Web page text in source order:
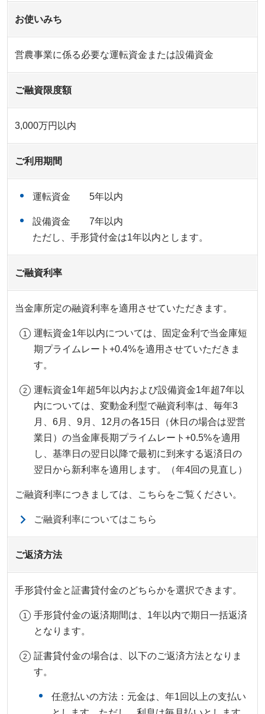
お使いみち
営農事業に係る必要な運転資金または設備資金
ご融資限度額
3,000万円以内
ご利用期間
運転資金 5年以内
設備資金 7年以内
ただし、手形貸付金は1年以内とします。
ご融資利率
当金庫所定の融資利率を適用させていただきます。
運転資金1年以内については、固定金利で当金庫短
期プライムレート+0.4%を適用させていただきま
す。
運転資金1年超5年以内および設備資金1年超7年以
内については、変動金利型で融資利率は、毎年3
月、6月、9月、12月の各15日（休日の場合は翌営
業日）の当金庫長期プライムレート+0.5%を適用
し、基準日の翌日以降で最初に到来する返済日の
翌日から新利率を適用します。（年4回の見直し）
ご融資利率につきましては、こちらをご覧ください。
ご融資利率についてはこちら
ご返済方法
手形貸付金と証書貸付金のどちらかを選択できます。
手形貸付金の返済期間は、1年以内で期日一括返済
となります。
証書貸付金の場合は、以下のご返済方法となりま
す。
任意払いの方法：元金は、年1回以上の支払い